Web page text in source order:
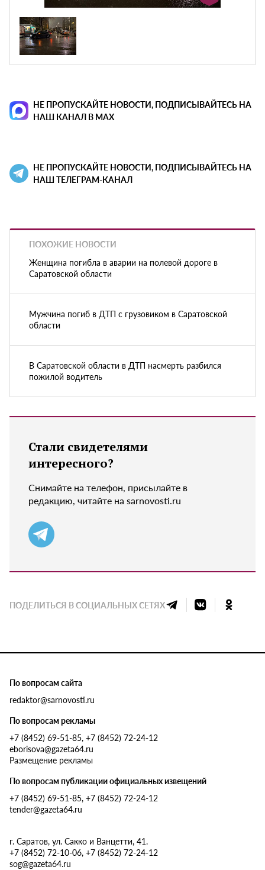
НЕ ПРОПУСКАЙТЕ НОВОСТИ, ПОДПИСЫВАЙТЕСЬ НА
НАШ КАНАЛ В MAX
НЕ ПРОПУСКАЙТЕ НОВОСТИ, ПОДПИСЫВАЙТЕСЬ НА
НАШ ТЕЛЕГРАМ-КАНАЛ
ПОХОЖИЕ НОВОСТИ
Женщина погибла в аварии на полевой дороге в
Саратовской области
Мужчина погиб в ДТП с грузовиком в Саратовской
области
В Саратовской области в ДТП насмерть разбился
пожилой водитель
Стали свидетелями
интересного?
Снимайте на телефон, присылайте в
редакцию, читайте на sarnovosti.ru
ПОДЕЛИТЬСЯ В СОЦИАЛЬНЫХ СЕТЯХ
По вопросам сайта
redaktor@sarnovosti.ru
По вопросам рекламы
+7 (8452) 69-51-85, +7 (8452) 72-24-12
eborisova@gazeta64.ru
Размещение рекламы
По вопросам публикации официальных извещений
+7 (8452) 69-51-85, +7 (8452) 72-24-12
tender@gazeta64.ru
г. Саратов, ул. Сакко и Ванцетти, 41.
+7 (8452) 72-10-06, +7 (8452) 72-24-12
sog@gazeta64.ru